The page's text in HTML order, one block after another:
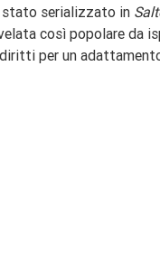
serializzato in
così popolare da
per un